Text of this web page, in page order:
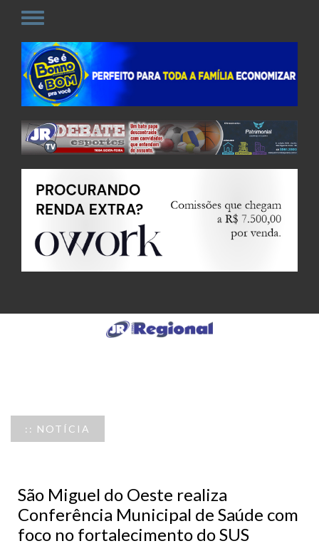
:: NOTÍCIA
São Miguel do Oeste realiza
Conferência Municipal de Saúde com
foco no fortalecimento do SUS